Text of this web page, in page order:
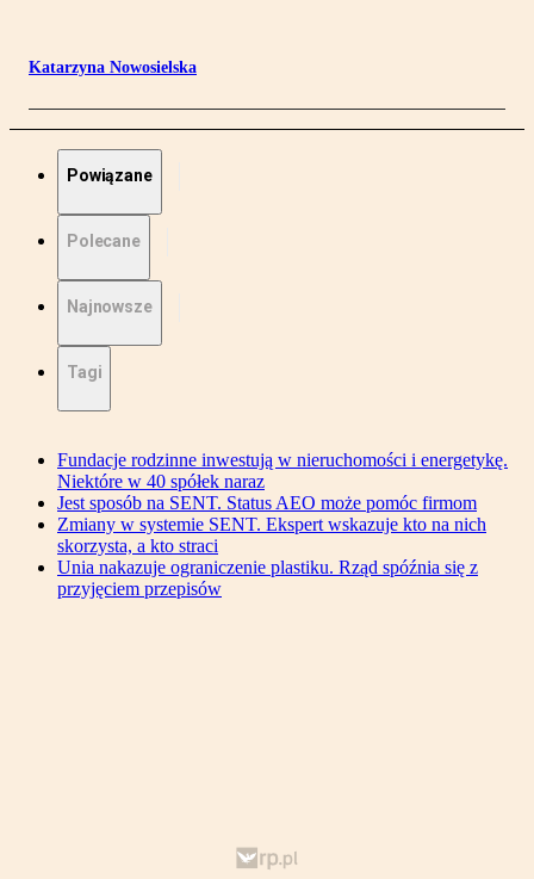
Katarzyna Nowosielska
Powiązane
Polecane
Najnowsze
Tagi
Fundacje rodzinne inwestują w nieruchomości i energetykę.
Niektóre w 40 spółek naraz
Jest sposób na SENT. Status AEO może pomóc firmom
Zmiany w systemie SENT. Ekspert wskazuje kto na nich
skorzysta, a kto straci
Unia nakazuje ograniczenie plastiku. Rząd spóźnia się z
przyjęciem przepisów